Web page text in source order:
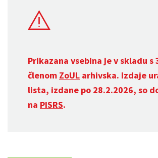
Prikazana vsebina je v skladu s
členom ZoUL arhivska. Izdaje
lista, izdane po 28.2.2026, so
na PISRS.